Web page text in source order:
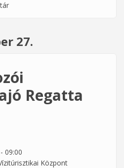
27.
Regatta
09:00
Központ